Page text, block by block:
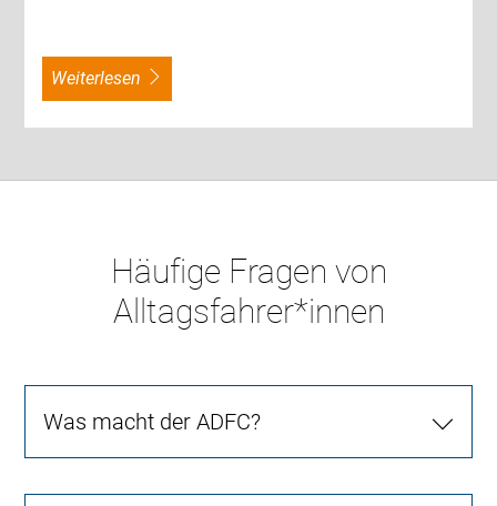
weiterlesen
Häufige Fragen von
Alltagsfahrer*innen
Was macht der ADFC?